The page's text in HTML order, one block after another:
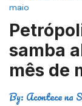
maio
samba
mês de
By: Acontece na